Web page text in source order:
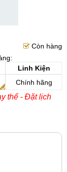
Còn hàng
Linh Kiện
Chính hãng
thế - Đặt lịch